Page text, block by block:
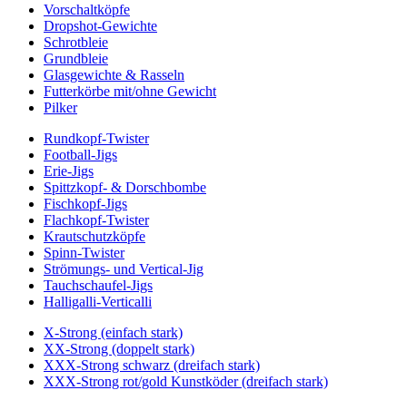
Vorschaltköpfe
Dropshot-Gewichte
Schrotbleie
Grundbleie
Glasgewichte & Rasseln
Futterkörbe mit/ohne Gewicht
Pilker
Rundkopf-Twister
Football-Jigs
Erie-Jigs
Spittzkopf- & Dorschbombe
Fischkopf-Jigs
Flachkopf-Twister
Krautschutzköpfe
Spinn-Twister
Strömungs- und Vertical-Jig
Tauchschaufel-Jigs
Halligalli-Verticalli
X-Strong (einfach stark)
XX-Strong (doppelt stark)
XXX-Strong schwarz (dreifach stark)
XXX-Strong rot/gold Kunstköder (dreifach stark)